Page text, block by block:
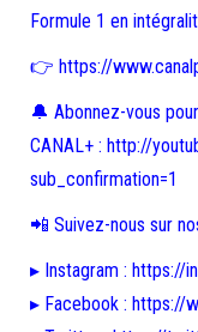
Formule 1 en
👉 https://
🔔 Abonnez-vous
CANAL+ : http://
sub_confirmation=1
📲 Suivez-nous sur
▸ Instagram : https://
▸ Facebook : https://